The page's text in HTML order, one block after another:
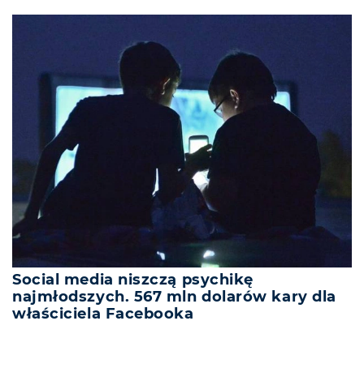
Social media niszczą psychikę
najmłodszych. 567 mln dolarów kary dla
właściciela Facebooka